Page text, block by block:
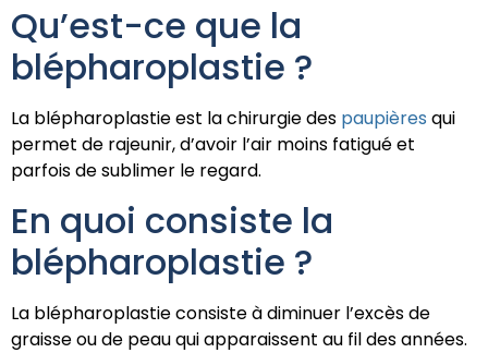
Qu’est-ce que la
blépharoplastie ?
La blépharoplastie est la chirurgie des paupières qui
permet de rajeunir, d’avoir l’air moins fatigué et
parfois de sublimer le regard.
En quoi consiste la
blépharoplastie ?
La blépharoplastie consiste à diminuer l’excès de
graisse ou de peau qui apparaissent au fil des années.